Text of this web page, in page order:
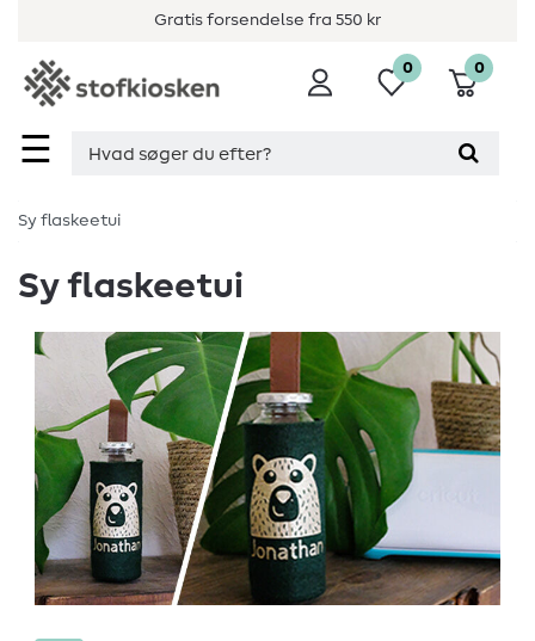
Gratis forsendelse fra 550 kr
☰
0 0
Sy flaskeetui
Sy flaskeetui